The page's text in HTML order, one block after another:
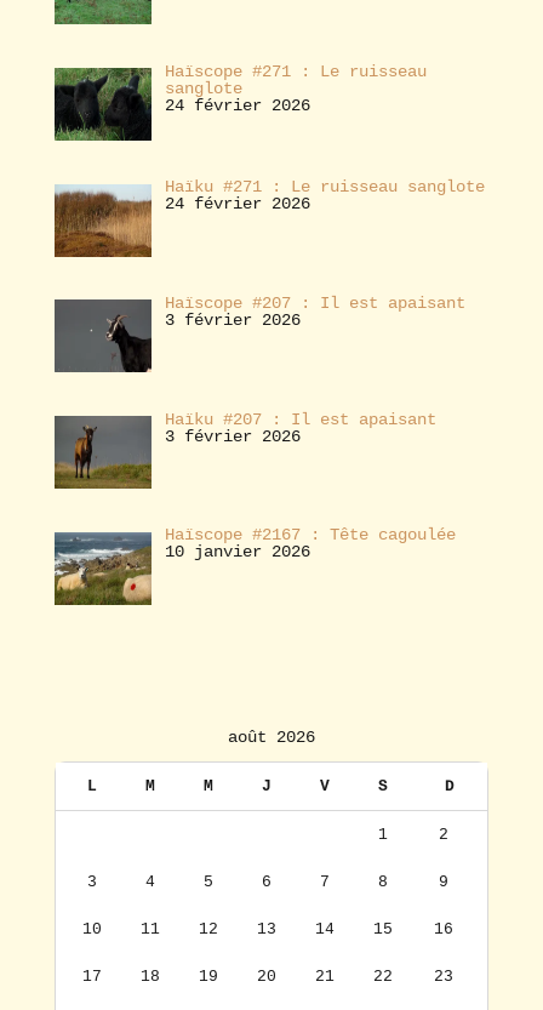
Haïscope #271 : Le ruisseau
sanglote
24 février 2026
Haïku #271 : Le ruisseau sanglote
24 février 2026
Haïscope #207 : Il est apaisant
3 février 2026
Haïku #207 : Il est apaisant
3 février 2026
Haïscope #2167 : Tête cagoulée
10 janvier 2026
août 2026
L M M J V S D
1 2
3 4 5 6 7 8 9
10 11 12 13 14 15 16
17 18 19 20 21 22 23